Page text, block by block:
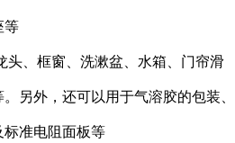
等
头、框窗、洗漱盆、水箱、门帘滑
另外，还可以用于气溶胶的包装、
准电阻面板等